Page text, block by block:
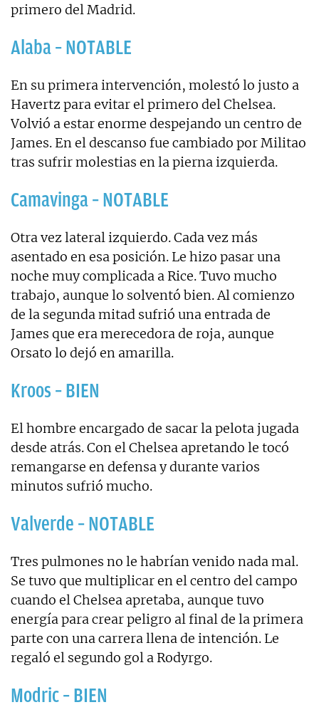
primero del Madrid.
Alaba – NOTABLE
En su primera intervención, molestó lo justo a
Havertz para evitar el primero del Chelsea.
Volvió a estar enorme despejando un centro de
James. En el descanso fue cambiado por Militao
tras sufrir molestias en la pierna izquierda.
Camavinga – NOTABLE
Otra vez lateral izquierdo. Cada vez más
asentado en esa posición. Le hizo pasar una
noche muy complicada a Rice. Tuvo mucho
trabajo, aunque lo solventó bien. Al comienzo
de la segunda mitad sufrió una entrada de
James que era merecedora de roja, aunque
Orsato lo dejó en amarilla.
Kroos – BIEN
El hombre encargado de sacar la pelota jugada
desde atrás. Con el Chelsea apretando le tocó
remangarse en defensa y durante varios
minutos sufrió mucho.
Valverde – NOTABLE
Tres pulmones no le habrían venido nada mal.
Se tuvo que multiplicar en el centro del campo
cuando el Chelsea apretaba, aunque tuvo
energía para crear peligro al final de la primera
parte con una carrera llena de intención. Le
regaló el segundo gol a Rodyrgo.
Modric – BIEN